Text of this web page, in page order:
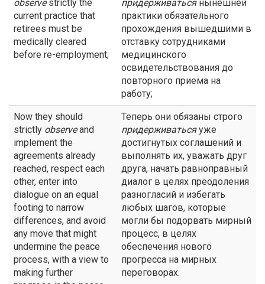
observestrictly the
current practice that
retirees must be
medically cleared
before re-employment;
придерживатьсянынешней
практики обязательного
прохождения вышедшими в
отставку сотрудниками
медицинского
освидетельствования до
повторного приема на
работу;
Now they should
strictly observeand
implement the
agreements already
reached, respect each
other, enter into
dialogue on an equal
footing to narrow
differences, and avoid
any move that might
undermine the peace
process, with a view to
making further
Теперь они обязаны строго
придерживатьсяуже
достигнутых соглашений и
выполнять их, уважать друг
друга, начать равноправный
диалог в целях преодоления
разногласий и избегать
любых шагов, которые
могли бы подорвать мирный
процесс, в целях
обеспечения нового
прогресса на мирных
переговорах.